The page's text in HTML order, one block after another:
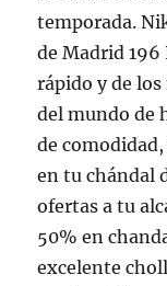
temporada.
de Madrid
rápido y de
del mundo de
de
en tu chándal
ofertas a tu
50% en
excelente